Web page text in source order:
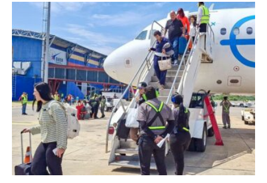
campamentos
transitorios
para
recibir
de
ser
necesario
a
afectados
por
el